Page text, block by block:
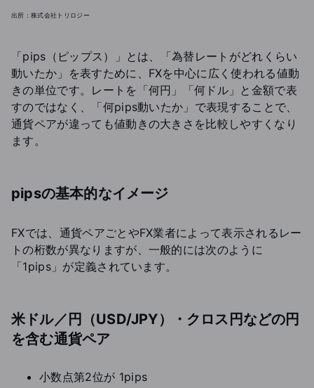
出所：株式会社トリロジー
「pips（ピップス）」とは、「為替レートがどれくらい
動いたか」を表すために、FXを中心に広く使われる値動
きの単位です。レートを「何円」「何ドル」と金額で表
すのではなく、「何pips動いたか」で表現することで、
通貨ペアが違っても値動きの大きさを比較しやすくなり
ます。
pipsの基本的なイメージ
FXでは、通貨ペアごとやFX業者によって表示されるレー
トの桁数が異なりますが、一般的には次のように
「1pips」が定義されています。
米ドル／円（USD/JPY）・クロス円などの円
を含む通貨ペア
小数点第2位が 1pips